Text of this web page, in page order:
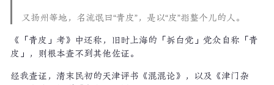
又扬州等地，名流氓曰“青皮”，是以“皮”指整个儿的人。
《「青皮」考》中还称，旧时上海的「拆白党」党众自称「青
皮」，则根本查不到其他佐证。
经我查证，清末民初的天津评书《混混论》，以及《津门杂